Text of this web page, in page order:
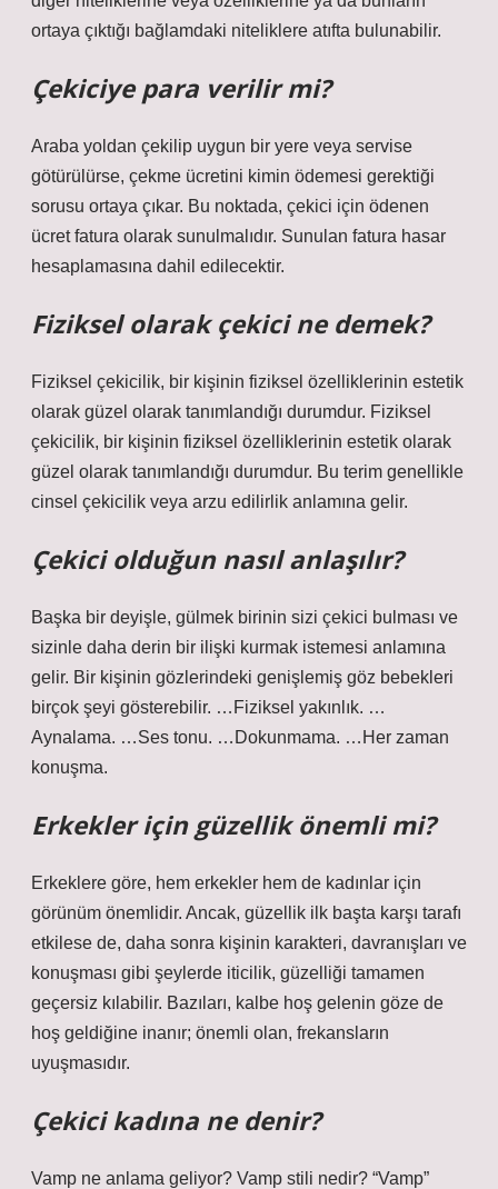
ortaya çıktığı bağlamdaki niteliklere atıfta bulunabilir.
Çekiciye para verilir mi?
Araba yoldan çekilip uygun bir yere veya servise
götürülürse, çekme ücretini kimin ödemesi gerektiği
sorusu ortaya çıkar. Bu noktada, çekici için ödenen
ücret fatura olarak sunulmalıdır. Sunulan fatura hasar
hesaplamasına dahil edilecektir.
Fiziksel olarak çekici ne demek?
Fiziksel çekicilik, bir kişinin fiziksel özelliklerinin estetik
olarak güzel olarak tanımlandığı durumdur. Fiziksel
çekicilik, bir kişinin fiziksel özelliklerinin estetik olarak
güzel olarak tanımlandığı durumdur. Bu terim genellikle
cinsel çekicilik veya arzu edilirlik anlamına gelir.
Çekici olduğun nasıl anlaşılır?
Başka bir deyişle, gülmek birinin sizi çekici bulması ve
sizinle daha derin bir ilişki kurmak istemesi anlamına
gelir. Bir kişinin gözlerindeki genişlemiş göz bebekleri
birçok şeyi gösterebilir. …Fiziksel yakınlık. …
Aynalama. …Ses tonu. …Dokunmama. …Her zaman
konuşma.
Erkekler için güzellik önemli mi?
Erkeklere göre, hem erkekler hem de kadınlar için
görünüm önemlidir. Ancak, güzellik ilk başta karşı tarafı
etkilese de, daha sonra kişinin karakteri, davranışları ve
konuşması gibi şeylerde iticilik, güzelliği tamamen
geçersiz kılabilir. Bazıları, kalbe hoş gelenin göze de
hoş geldiğine inanır; önemli olan, frekansların
uyuşmasıdır.
Çekici kadına ne denir?
Vamp ne anlama geliyor? Vamp stili nedir? “Vamp”